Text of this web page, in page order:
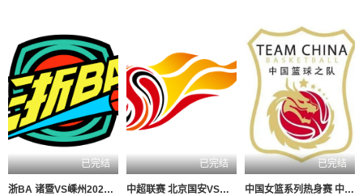
已完结
浙BA 诸暨VS嵊州20260806
已完结
中超联赛 北京国安VS深圳新鹏城20260807
已完结
中国女篮系列热身赛 中国女篮VS尼日利亚女篮20260807